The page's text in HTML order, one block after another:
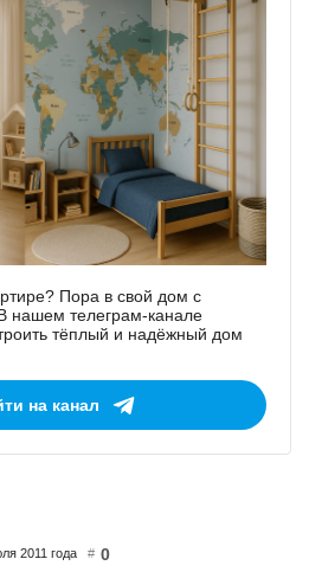
Пора в свой дом с
нашем телеграм-канале
тёплый и надёжный дом
на канал
2011 года # 0